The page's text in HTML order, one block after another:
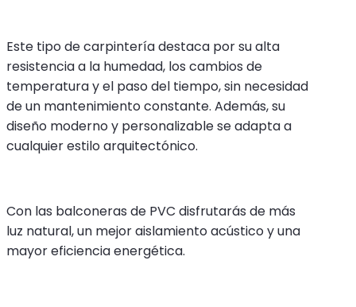
Este tipo de carpintería destaca por su alta
resistencia a la humedad, los cambios de
temperatura y el paso del tiempo, sin necesidad
de un mantenimiento constante. Además, su
diseño moderno y personalizable se adapta a
cualquier estilo arquitectónico.
Con las balconeras de PVC disfrutarás de más
luz natural, un mejor aislamiento acústico y una
mayor eficiencia energética.